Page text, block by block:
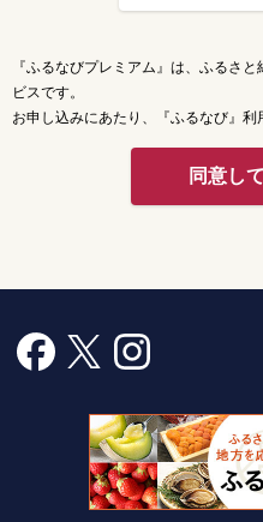
『ふるなびプレミアム』は、ふるさ
ビスです。
お申し込みにあたり、『ふるなび』利